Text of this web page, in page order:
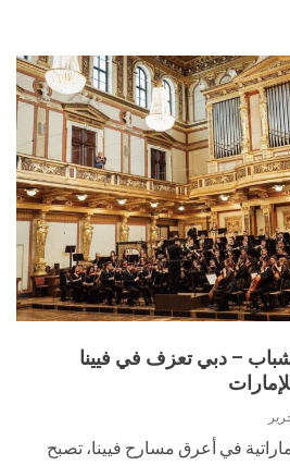
– دبي تعزف في فيينا
في أعرق مسارح فيينا، تصبح